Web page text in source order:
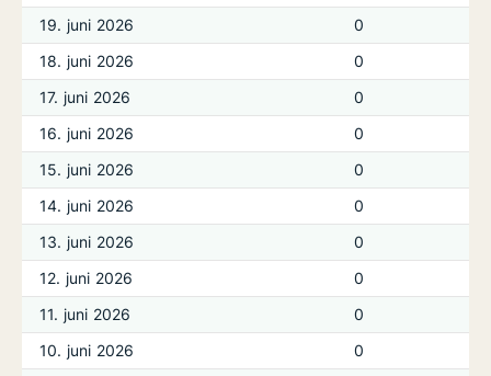
19. juni 2026
0
18. juni 2026
0
17. juni 2026
0
16. juni 2026
0
15. juni 2026
0
14. juni 2026
0
13. juni 2026
0
12. juni 2026
0
11. juni 2026
0
10. juni 2026
0